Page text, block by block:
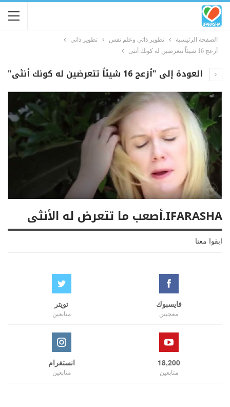
الصفحة الرئيسية تطوير ذاتي وعلم نفس
تطوير ذاتي
أزعج 16 شيئاً تتعرضين له كونك أنثى
العودة إلى "أزعج 16 شيئاً تتعرضين له كونك أنثى"
IFARASHA.أصعب ما تتعرض له الأنثى
ابقوا معنا
فايسبوك
معجبين
تويتر
متابعين
18,200
متابعين
انستغرام
متابعين